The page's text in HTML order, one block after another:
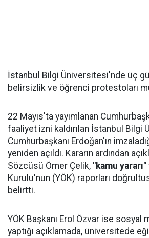
İstanbul Bilgi Üniversitesi'nde üç
belirsizlik ve öğrenci protestoları
22 Mayıs'ta yayımlanan
faaliyet izni kaldırılan İstanbul Bilgi
Cumhurbaşkanı Erdoğan'ın
yeniden açıldı. Kararın ardından
Sözcüsü Ömer Çelik, "kamu yararı"
Kurulu'nun (YÖK) raporları
belirtti.
YÖK Başkanı Erol Özvar ise sosyal
yaptığı açıklamada, üniversitede